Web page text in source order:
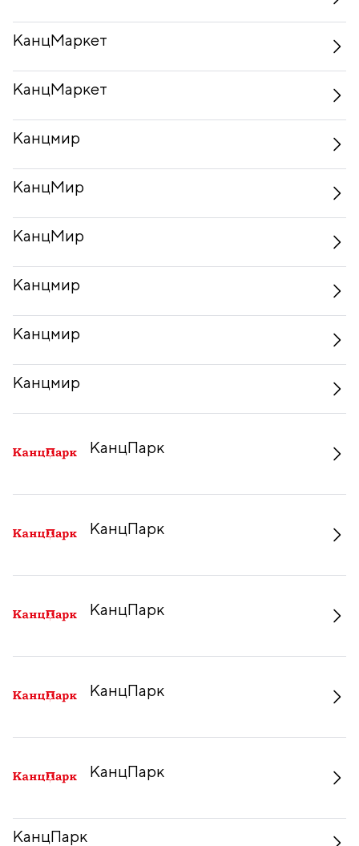
КанцМаркет
КанцМаркет
Канцмир
КанцМир
КанцМир
Канцмир
Канцмир
Канцмир
КанцПарк
КанцПарк
КанцПарк
КанцПарк
КанцПарк
КанцПарк